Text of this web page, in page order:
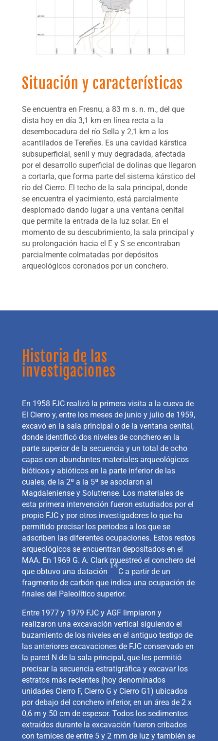
Situación y características
Se encuentra en Fresnu, a 83 m s. n. m., del que
dista hoy en día 3,1 km en línea recta a la
desembocadura del río Sella y 2,1 km a los
acantilados de Tereñes. Es una cavidad kárstica
subsuperficial, senil y muy degradada, afectada
por el desarrollo superficial de dolinas que llegaron
a cortarla, que forma parte del sistema kárstico del
río del Cierro. El techo de la sala principal, donde
se encuentra el yacimiento, está parcialmente
desplomado dando lugar a una ventana cenital
que permite la entrada de la luz solar. En el
momento de su descubrimiento, la sala principal y
su prolongación hacia el E y S se encontraban
parcialmente colmatadas por depósitos
arqueológicos coronados por un conchero.
Historia de las
investigaciones
En 1958 FJC realizó la primera visita a la cueva de
El Cierro y, entre los meses de junio y julio de 1959,
excavó en la sala principal o de la ventana cenital,
donde identificó dos niveles de conchero en la
parte superior de la secuencia y un total de ocho
capas con abundantes materiales arqueológicos
bióticos y abióticos en la parte inferior de las
cuales, de la 2ª a la 5ª se asociaron al
Magdaleniense y Solutrense. Los materiales de
esta primera intervención fueron estudiados por el
propio FJC y por otros investigadores lo que ha
permitido precisar los periodos a los que se
adscriben las diferentes ocupaciones. Estos restos
arqueológicos se encuentran depositados en el
MAA. En 1969 G. A. Clark muestreó el conchero del
que obtuvo una datación
14
C a partir de un
fragmento de carbón que indica una ocupación de
finales del Paleolítico superior.
Entre 1977 y 1979 FJC y AGF limpiaron y
realizaron una excavación vertical siguiendo el
buzamiento de los niveles en el antiguo testigo de
las anteriores excavaciones de FJC conservado en
la pared N de la sala principal, que les permitió
precisar la secuencia estratigráfica y excavar los
estratos más recientes (hoy denominados
unidades Cierro F, Cierro G y Cierro G1) ubicados
por debajo del conchero inferior, en un área de 2 x
0,6 m y 50 cm de espesor. Todos los sedimentos
extraídos durante la excavación fueron cribados
con tamices de entre 5 y 2 mm de luz y también se